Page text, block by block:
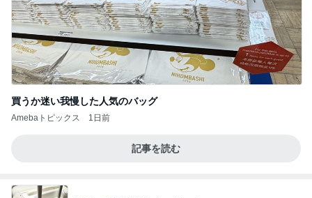
買うか迷い我慢した人気のバッグ
Amebaトピックス 1日前
記事を読む